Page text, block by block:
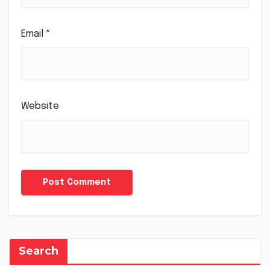
Email *
Website
Search